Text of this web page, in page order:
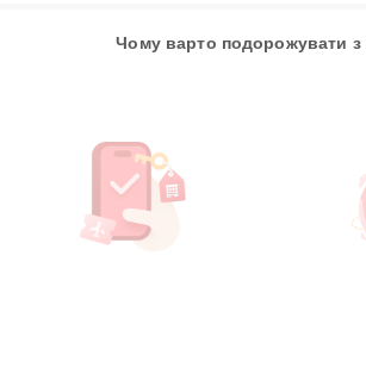
Чому варто подорожувати з